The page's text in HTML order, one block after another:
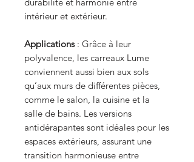
intérieur et extérieur.
Applications: Grâce à leur
polyvalence, les carreaux Lume
conviennent aussi bien aux sols
qu’aux murs de différentes pièces,
comme le salon, la cuisine et la
salle de bains. Les versions
antidérapantes sont idéales pour les
espaces extérieurs, assurant une
transition harmonieuse entre